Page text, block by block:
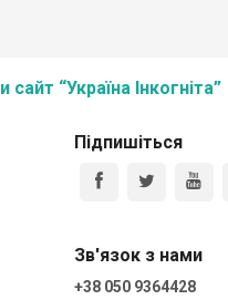
сайт “Україна Інкогніта”
Підпишіться
Зв'язок з нами
+38 050 9364428